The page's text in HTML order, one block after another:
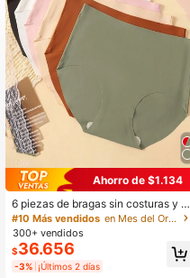
Ahorro de $1.134
6 piezas de bragas sin costuras y si
n marcas para levantar el busto par
a mujeres
#10 Más vendidos
en Mes del Orgullo Calzoncillos de mujer
300+ vendidos
$36.656
-3% ¡Últimos 2 días